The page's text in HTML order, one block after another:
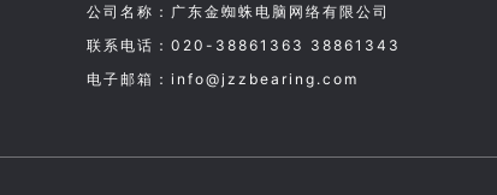
公司名称：广东金蜘蛛电脑网络有限公司
联系电话：020-38861363 38861343
电子邮箱：info@jzzbearing.com